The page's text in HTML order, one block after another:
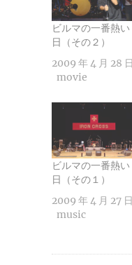
ビルマの一番熱い
日（その２）
2009 年 4 月 28 日
movie
ビルマの一番熱い
日（その１）
2009 年 4 月 27 日
music